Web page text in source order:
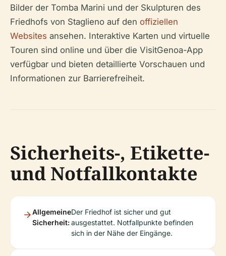
Bilder der Tomba Marini und der Skulpturen des
Friedhofs von Staglieno auf den offiziellen
Websites ansehen. Interaktive Karten und virtuelle
Touren sind online und über die VisitGenoa-App
verfügbar und bieten detaillierte Vorschauen und
Informationen zur Barrierefreiheit.
Sicherheits-, Etikette-
und Notfallkontakte
Allgemeine
Sicherheit:
Der Friedhof ist sicher und gut
ausgestattet. Notfallpunkte befinden
sich in der Nähe der Eingänge.